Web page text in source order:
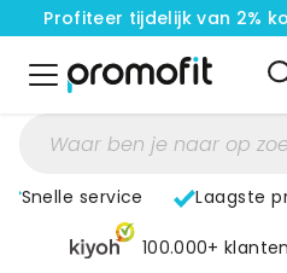
Profiteer tijdelijk van 2%
Snelle service Laagste
100.000+ klanten